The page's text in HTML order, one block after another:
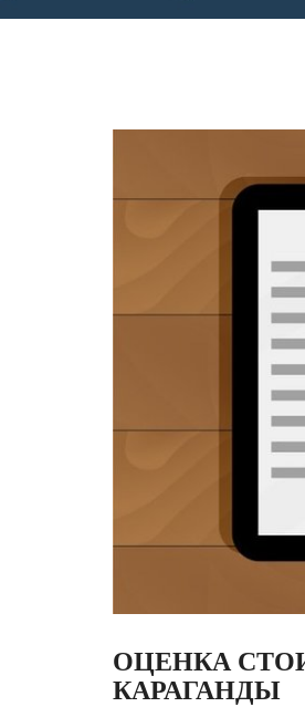
ОЦЕНКА
КАРАГАНДЫ